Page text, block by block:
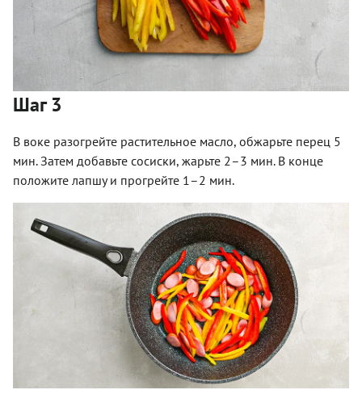
Шаг 3
В воке разогрейте растительное масло, обжарьте перец 5
мин. Затем добавьте сосиски, жарьте 2–3 мин. В конце
положите лапшу и прогрейте 1–2 мин.